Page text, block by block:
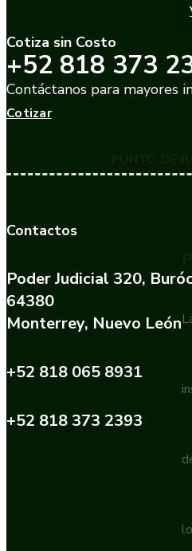
PUNTO DE
Cotiza sin Costo
+52 818 373
Contáctanos para mayores
Cotizar
Contactos
Poder Judicial 320,
64380
Monterrey, Nuevo León
+52 818 065 8931
+52 818 373 2393